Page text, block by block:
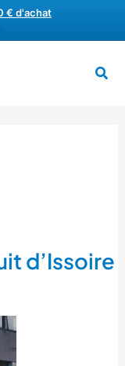
€ d'achat
200 € d'achat
d’Issoire